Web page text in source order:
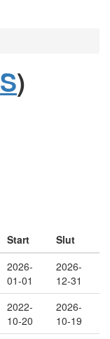
S)
Start
Slut
2026-
01-01
2026-
12-31
2022-
10-20
2026-
10-19